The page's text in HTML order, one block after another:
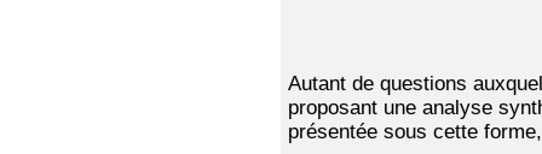
Autant de questions
proposant une analyse
présentée sous cette